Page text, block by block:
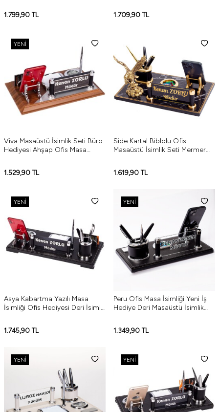
1.799,90 TL 1.709,90 TL
YENI
Viva Masaüstü İsimlik Seti Büro
Hediyesi Ahşap Ofis Masa
1.529,90 TL
Side Kartal Biblolu Ofis
Masaüstü İsimlik Seti Mermer
1.619,90 TL
YENI
Asya Kabartma Yazılı Masa
İsimliği Ofis Hediyesi Deri İsimlik
1.745,90 TL
YENI
Peru Ofis Masa İsimliği Yeni İş
Hediye Deri Masaüstü İsimlik
1.349,90 TL
YENI YENI